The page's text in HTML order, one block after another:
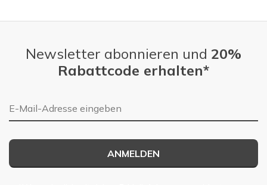
Newsletter abonnieren und 20%
Rabattcode erhalten*
E-Mail-Adresse
ANMELDEN